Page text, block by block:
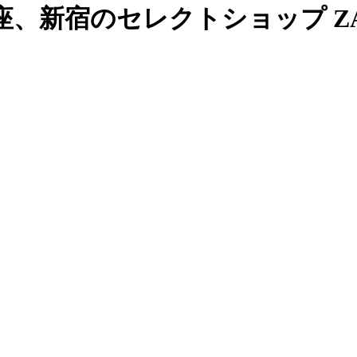
、新宿のセレクトショップ